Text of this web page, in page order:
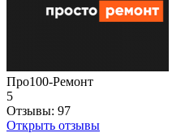
Про100-Ремонт
5
Отзывы: 97
Открыть отзывы